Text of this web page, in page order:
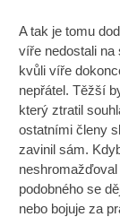
A tak je tomu
víře nedostali
kvůli víře
nepřátel. Těžší
který ztratil
ostatními členy
zavinil sám.
podobného se
nebo bojuje za